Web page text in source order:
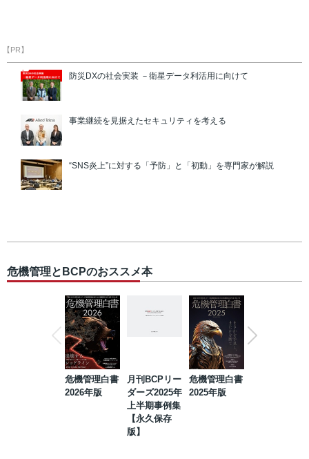
【PR】
防災DXの社会実装 －衛星データ利活用に向けて
事業継続を見据えたセキュリティを考える
“SNS炎上”に対する「予防」と「初動」を専門家が解説
危機管理とBCPのおススメ本
危機管理白書
2026年版
月刊BCPリー
ダーズ2025年
上半期事例集
【永久保存
版】
危機管理白書
2025年版